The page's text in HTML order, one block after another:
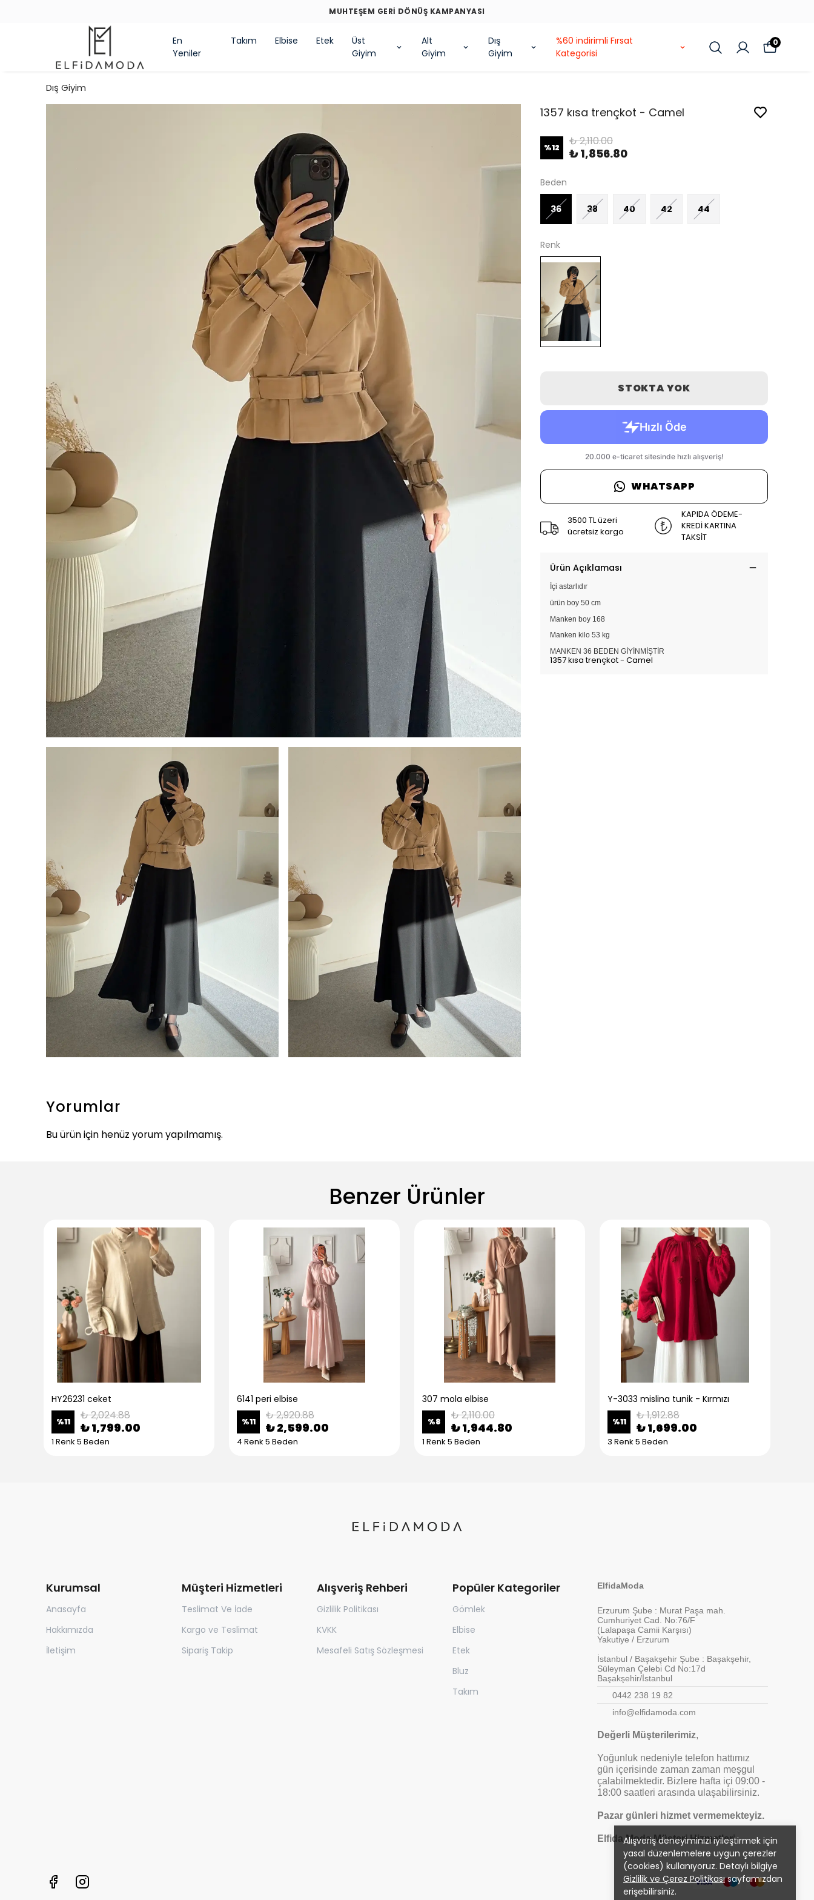
En
Yeniler
Takım Elbise Etek
Üst
Giyim
Alt
Giyim
Dış
Giyim
%60 indirimli Fırsat
Kategorisi
0
Alışveriş deneyiminizi iyileştirmek için
yasal düzenlemelere uygun çerezler
(cookies) kullanıyoruz. Detaylı bilgiye
Gizlilik ve Çerez Politikasısayfamızdan
erişebilirsiniz.
Dış Giyim
1357 kısa trençkot - Camel
%12 ₺ 2,110.00
₺ 1,856.80
Beden
36 38 40 42 44
Renk
STOKTA YOK
WHATSAPP
3500 TL üzeri
ücretsiz kargo
KAPIDA ÖDEME-
KREDİ KARTINA
TAKSİT
Ürün Açıklaması
İçi astarlıdır
ürün boy 50 cm
Manken boy 168
Manken kilo 53 kg
MANKEN 36 BEDEN GİYİNMİŞTİR
1357 kısa trençkot - Camel
Yorumlar
Bu ürün için henüz yorum yapılmamış.
Benzer Ürünler
HY26231 ceket
%11 ₺ 2,024.88
₺ 1,799.00
1 Renk 5 Beden
6141 peri elbise
%11 ₺ 2,920.88
₺ 2,599.00
4 Renk 5 Beden
307 mola elbise
%8 ₺ 2,110.00
₺ 1,944.80
1 Renk 5 Beden
Y-3033 mislina tunik - Kırmızı
%11 ₺ 1,912.88
₺ 1,699.00
3 Renk 5 Beden
Kurumsal
Anasayfa
Hakkımızda
İletişim
Müşteri Hizmetleri
Teslimat Ve İade
Kargo ve Teslimat
Sipariş Takip
Alışveriş Rehberi
Gizlilik Politikası
KVKK
Mesafeli Satış Sözleşmesi
Popüler Kategoriler
Gömlek
Elbise
Etek
Bluz
Takım
ElfidaModa
Erzurum Şube : Murat Paşa mah.
Cumhuriyet Cad. No:76/F
(Lalapaşa Camii Karşısı)
Yakutiye / Erzurum
İstanbul / Başakşehir Şube : Başakşehir,
Süleyman Çelebi Cd No:17d
Başakşehir/İstanbul
0442 238 19 82
info@elfidamoda.com
Değerli Müşterilerimiz,
Yoğunluk nedeniyle telefon hattımız
gün içerisinde zaman zaman meşgul
çalabilmektedir. Bizlere hafta içi 09:00 -
18:00 saatleri arasında ulaşabilirsiniz.
Pazar günleri hizmet vermemekteyiz.
Elfida Moda Müşteri Hizmetleri